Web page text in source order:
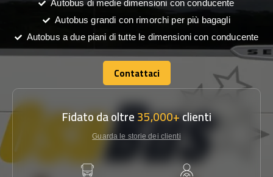
Autobus di medie dimensioni con conducente
Autobus grandi con rimorchi per più bagagli
Autobus a due piani di tutte le dimensioni con conducente
Contattaci
Contattaci
Fidato da oltre35,000+clienti
Guarda le storie dei clienti